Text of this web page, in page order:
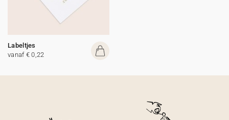
Labeltjes
vanaf € 0,22